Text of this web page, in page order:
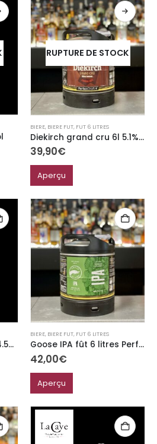
RUPTURE DE STOCK
BIERE, BIERE FUT, FUT 6 LITRES
Diekirch grand cru 6l 5.1% perfect draft
39,90€
Aperçu
Ginette Lager Blonde 4.5% Bio perfect draft
BIERE, BIERE FUT, FUT 6 LITRES
Goose IPA fût 6 litres Perfect Draft 5.9%
42,00€
Aperçu